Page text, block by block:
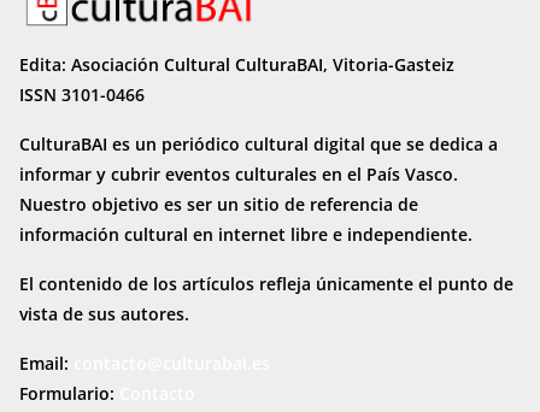
Edita: Asociación Cultural CulturaBAI, Vitoria-Gasteiz
ISSN 3101-0466
CulturaBAI es un periódico cultural digital que se dedica a
informar y cubrir eventos culturales en el País Vasco.
Nuestro objetivo es ser un sitio de referencia de
información cultural en internet libre e independiente.
El contenido de los artículos refleja únicamente el punto de
vista de sus autores.
Email:
Formulario: